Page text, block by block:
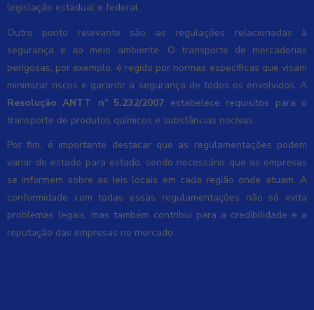
legislação estadual e federal.
Outro ponto relevante são as regulações relacionadas à
segurança e ao meio ambiente. O transporte de mercadorias
perigosas, por exemplo, é regido por normas específicas que visam
minimizar riscos e garantir a segurança de todos os envolvidos. A
Resolução ANTT nº 5.232/2007 estabelece requisitos para o
transporte de produtos químicos e substâncias nocivas.
Por fim, é importante destacar que as regulamentações podem
variar de estado para estado, sendo necessário que as empresas
se informem sobre as leis locais em cada região onde atuam. A
conformidade com todas essas regulamentações não só evita
problemas legais, mas também contribui para a credibilidade e a
reputação das empresas no mercado.